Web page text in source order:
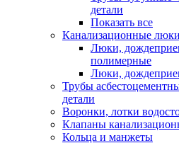
детали
Показать все
Канализационные люки
Люки,
полимерные
Люки,
Трубы
детали
Воронки, лотки
Клапаны
Кольца и манжеты